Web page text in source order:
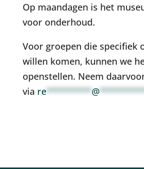
Op maandagen is het
voor onderhoud.
Voor groepen die specifiek
willen komen, kunnen we
openstellen. Neem
via re*********@